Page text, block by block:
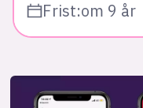
Frist:om 9 år